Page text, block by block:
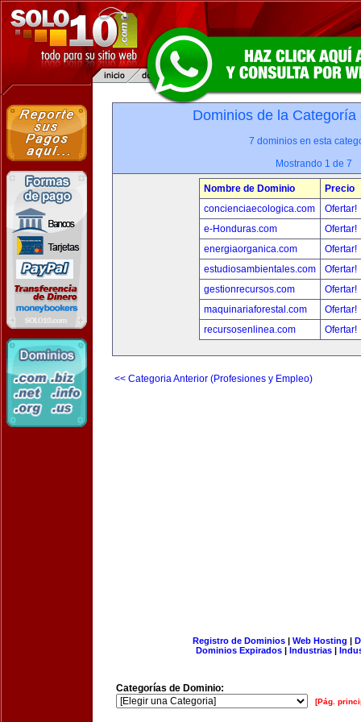
Dominios de la
7 dominios en esta
Mostrando 1 de 7
Nombre de Dominio
Precio
concienciaecologica.com
Ofertar!
e-Honduras.com
Ofertar!
energiaorganica.com
Ofertar!
estudiosambientales.com
Ofertar!
gestionrecursos.com
Ofertar!
maquinariaforestal.com
Ofertar!
recursosenlinea.com
Ofertar!
<< Categoria Anterior (Profesiones y Empleo)
Registro de Dominios| Web Hosting |
Dominios Expirados | Industrias |
Categorías de Dominio:
[Pág.